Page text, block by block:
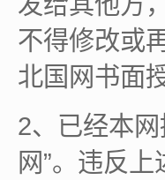
不得修改或
北国网书面
2、已经本
网”。违反